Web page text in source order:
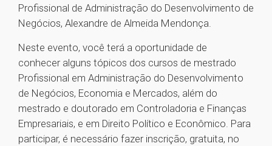
Profissional de Administração do Desenvolvimento de
Negócios, Alexandre de Almeida Mendonça.
Neste evento, você terá a oportunidade de
conhecer alguns tópicos dos cursos de mestrado
Profissional em Administração do Desenvolvimento
de Negócios, Economia e Mercados, além do
mestrado e doutorado em Controladoria e Finanças
Empresariais, e em Direito Político e Econômico. Para
participar, é necessário fazer inscrição, gratuita, no